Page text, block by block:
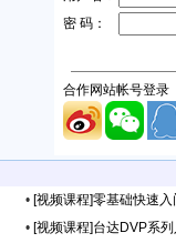
• [视频课程]零基础快速
• [视频课程]台达DVP系